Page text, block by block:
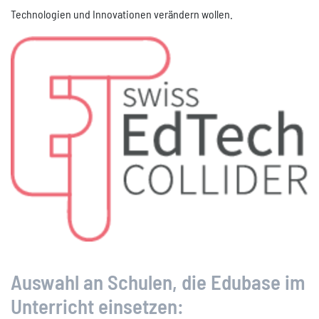
Technologien und Innovationen verändern wollen.
Auswahl an Schulen, die Edubase im
Unterricht einsetzen: